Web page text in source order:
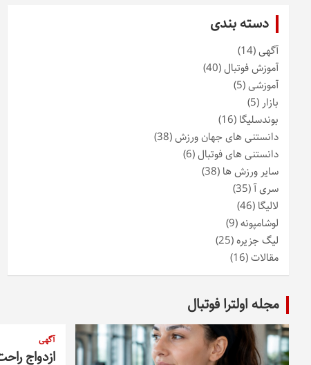
دسته بندی
آگهی(14)
آموزش فوتبال(40)
آموزشی(5)
بازار (5)
بوندسلیگا (16)
دانستنی های جهان ورزش(38)
دانستنی های فوتبال(6)
سایر ورزش ها (38)
سری آ(35)
لالیگا (46)
لوشامپونه(9)
لیگ جزیره(25)
مقالات(16)
مجله اولترا فوتبال
آگهی
ازدواج